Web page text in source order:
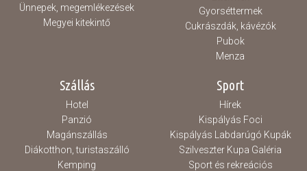
Ünnepek, megemlékezések
Megyei kitekintő
Gyorséttermek
Cukrászdák, kávézók
Pubok
Menza
Szállás
Hotel
Panzió
Magánszállás
Diákotthon, turistaszálló
Kemping
Sport
Hírek
Kispályás Foci
Kispályás Labdarúgó Kupák
Szilveszter Kupa Galéria
Sport és rekreációs